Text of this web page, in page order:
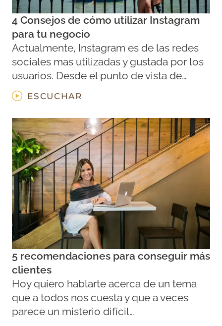
4 Consejos de cómo utilizar Instagram
para tu negocio
Actualmente, Instagram es de las redes
sociales mas utilizadas y gustada por los
usuarios. Desde el punto de vista de…
ESCUCHAR
5 recomendaciones para conseguir más
clientes
Hoy quiero hablarte acerca de un tema
que a todos nos cuesta y que a veces
parece un misterio difícil…